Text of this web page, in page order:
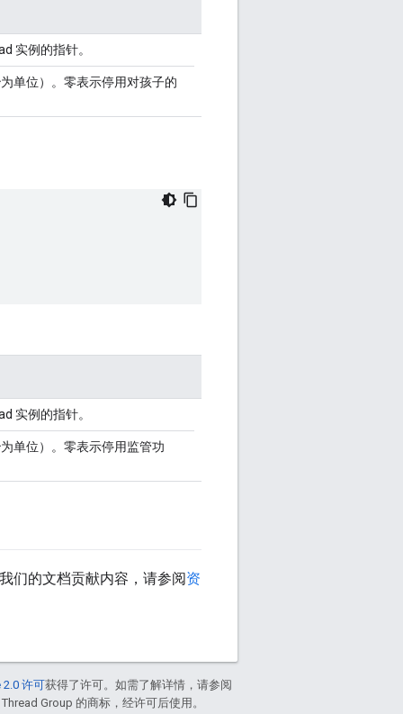
实例的指针。
单位）。零表示停用对孩子的
实例的指针。
单位）。零表示停用监管功
们的文档贡献内容，请参阅资
许可获得了许可。如需了解详情，请参阅
Group 的商标，经许可后使用。